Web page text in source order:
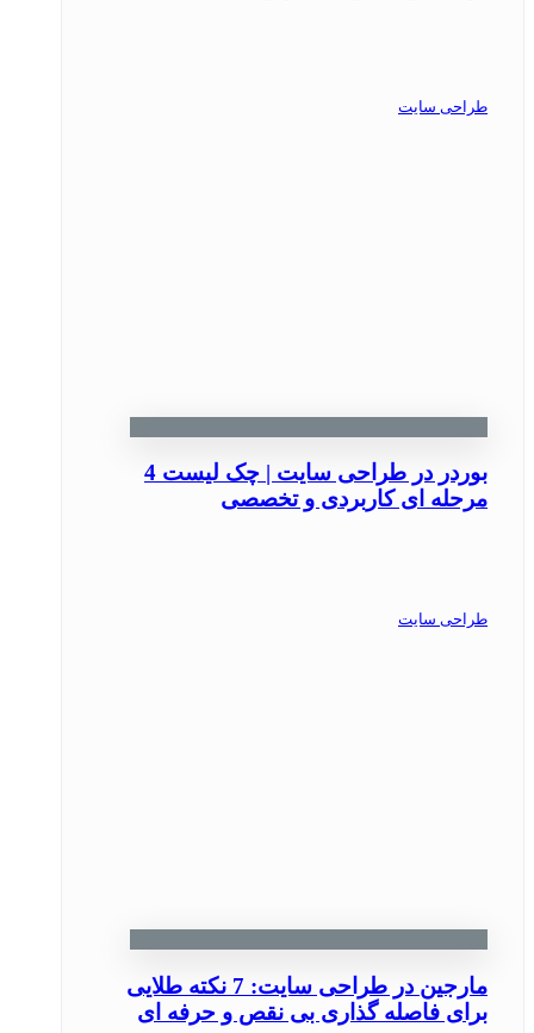
طراحی سایت
بوردر در طراحی سایت | چک ‌لیست 4
مرحله ‌ای کاربردی و تخصصی
طراحی سایت
مارجین در طراحی سایت: 7 نکته طلایی
برای فاصله گذاری بی‌ نقص و حرفه ‌ای